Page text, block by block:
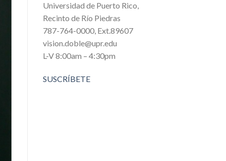
Universidad de Puerto Rico,
Recinto de Río Piedras
787-764-0000, Ext.89607
vision.doble@upr.edu
L-V 8:00am – 4:30pm
SUSCRÍBETE